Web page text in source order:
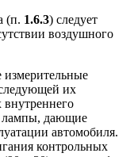
(п. 1.6.3) следует
воздушного
их
лампы, дающие
автомобиля.
контрольных